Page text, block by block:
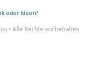
oder Ideen?
• Alle Rechte vorbehalten